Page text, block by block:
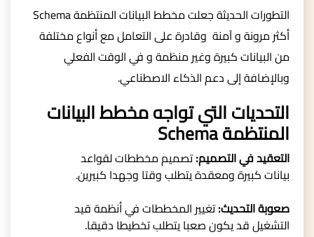
التطورات الحديثة جعلت مخطط البيانات المنتظمة Schema
أكثر مرونة و آمنة وقادرة على التعامل مع أنواع مختلفة
من البيانات كبيرة وغير منظمة و في الوقت الفعلي
وبالإضافة إلى دعم الذكاء الاصطناعي.
التحديات التي تواجه مخطط البيانات
المنتظمة Schema
التعقيد في التصميم:تصميم مخططات لقواعد
بيانات كبيرة ومعقدة يتطلب وقتا وجهدا كبيرين.
صعوبة التحديث:تغيير المخططات في أنظمة قيد
التشغيل قد يكون صعبا يتطلب تخطيطا دقيقا.